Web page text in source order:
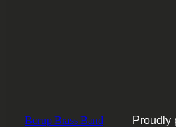
Borup Brass Band Proudly